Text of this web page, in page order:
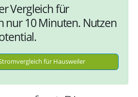
Vergleich für
nur 10 Minuten. Nutzen
für Hausweiler